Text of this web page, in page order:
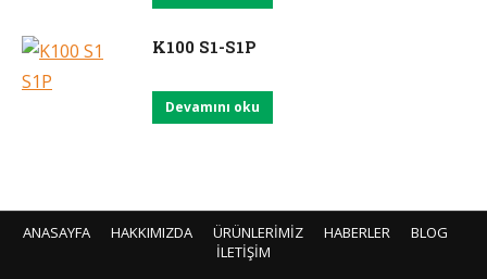
K100 S1-S1P
Devamını oku
ANASAYFA HAKKIMIZDA ÜRÜNLERİMİZ HABERLER
BLOG
İLETİŞİM